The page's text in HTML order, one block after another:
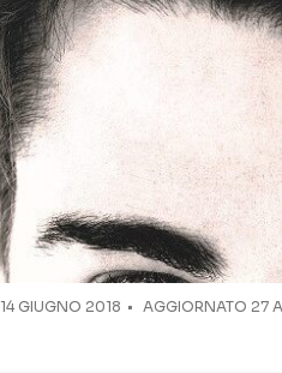
14 GIUGNO 2018 AGGIORNATO 27